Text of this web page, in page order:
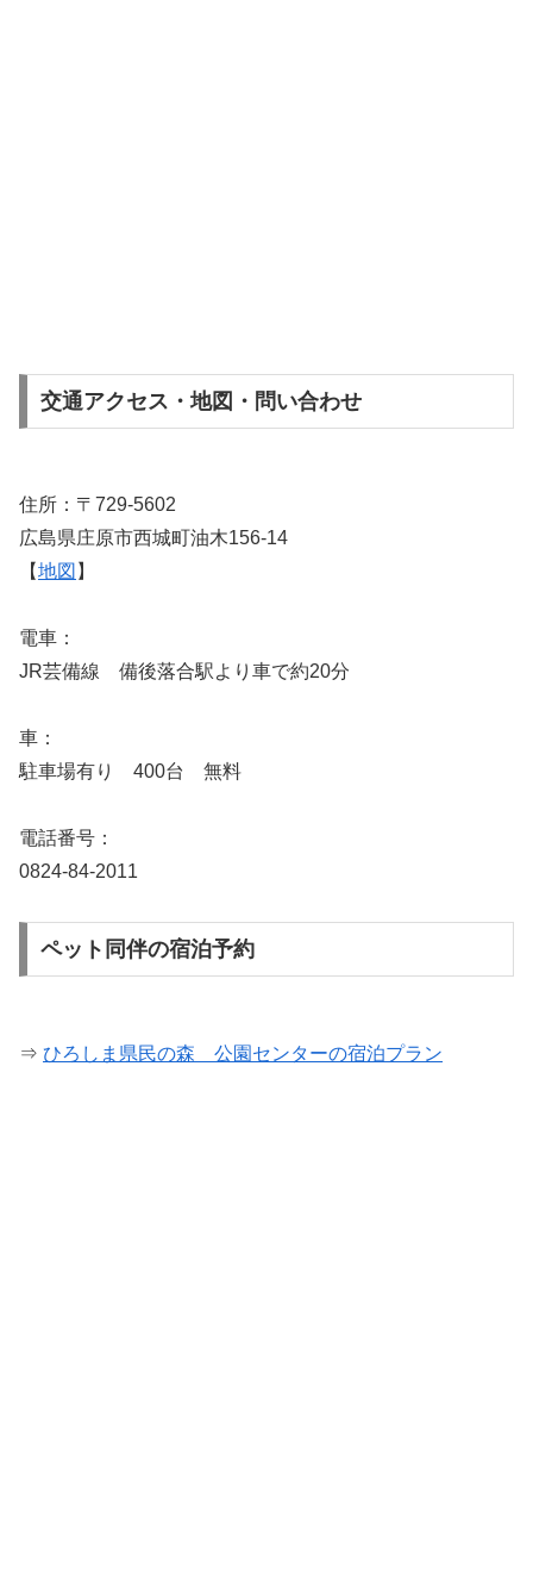
交通アクセス・地図・問い合わせ
住所：〒729-5602
広島県庄原市西城町油木156-14
【地図 】
電車：
JR芸備線 備後落合駅より車で約20分
車：
駐車場有り 400台 無料
電話番号：
0824-84-2011
ペット同伴の宿泊予約
⇒ ひろしま県民の森 公園センターの宿泊プラン